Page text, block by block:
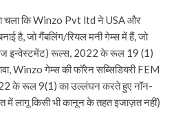
चला कि Winzo Pvt ltd ने USA और
है, जो गैंबलिंग/रियल मनी गेम्स में हैं, जो
इन्वेस्टमेंट) रूल्स, 2022 के रूल 19 (1)
Winzo गेम्स की फॉरेन सब्सिडियरी FEM
के रूल 9(1) का उल्लंघन करते हुए नॉन-
में लागू किसी भी कानून के तहत इजाज़त नहीं)